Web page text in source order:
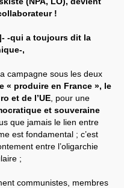
!
- -qui a toujours dit la
,
campagne sous les deux
« produire en France », le
et de l’UE , pour une
et souveraine
que jamais le lien entre
est fondamental ; c’est
entre l’oligarchie
;
communistes, membres